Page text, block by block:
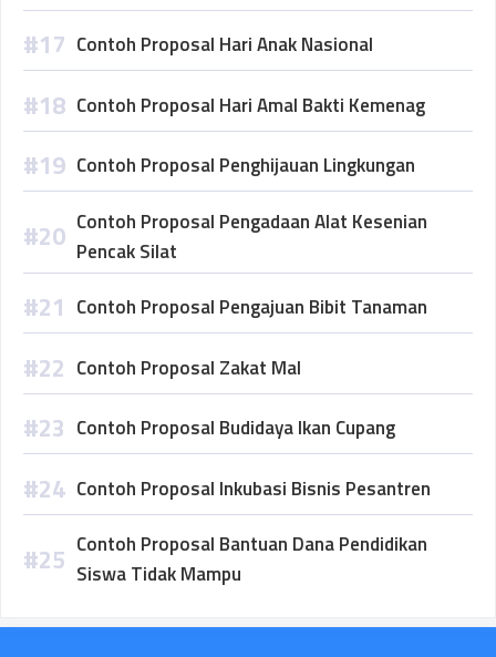
Contoh Proposal Hari Anak Nasional
Contoh Proposal Hari Amal Bakti Kemenag
Contoh Proposal Penghijauan Lingkungan
Contoh Proposal Pengadaan Alat Kesenian
Pencak Silat
Contoh Proposal Pengajuan Bibit Tanaman
Contoh Proposal Zakat Mal
Contoh Proposal Budidaya Ikan Cupang
Contoh Proposal Inkubasi Bisnis Pesantren
Contoh Proposal Bantuan Dana Pendidikan
Siswa Tidak Mampu